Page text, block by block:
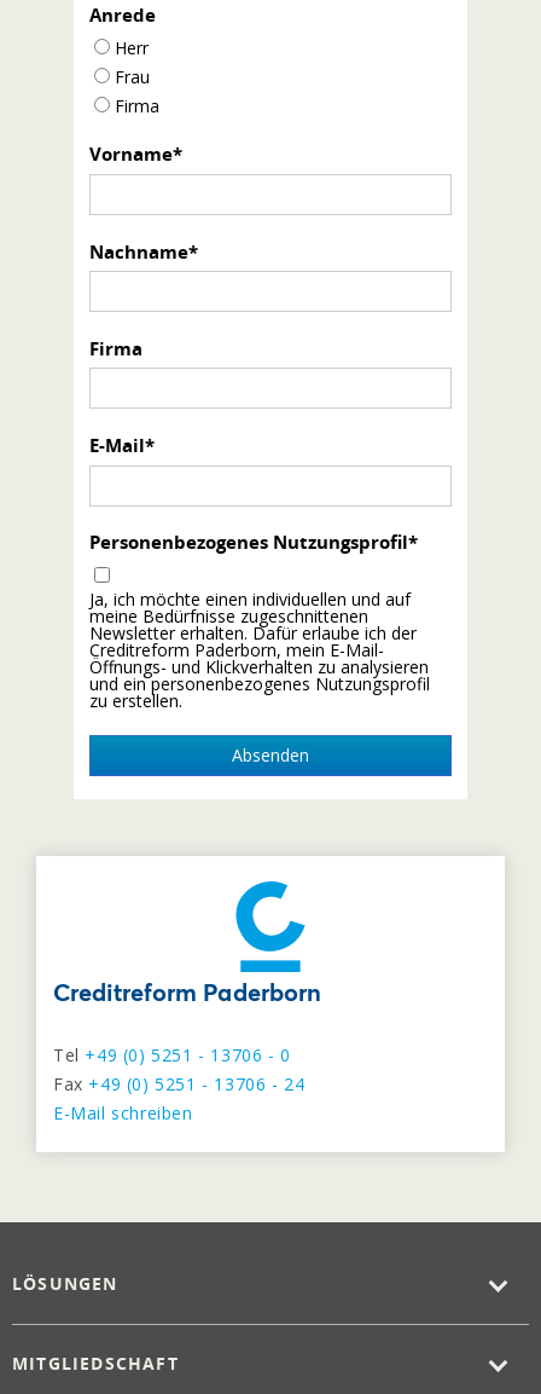
Anrede
Herr
Frau
Firma
Vorname
Nachname
Firma
E-Mail
Personenbezogenes Nutzungsprofil
Ja, ich möchte einen individuellen und auf
meine Bedürfnisse zugeschnittenen
Newsletter erhalten. Dafür erlaube ich der
Creditreform Paderborn, mein E-Mail-
Öffnungs- und Klickverhalten zu analysieren
und ein personenbezogenes Nutzungsprofil
zu erstellen.
Absenden
Creditreform Paderborn
Tel +49 (0) 5251 - 13706 - 0
Fax +49 (0) 5251 - 13706 - 24
E-Mail schreiben
LÖSUNGEN
MITGLIEDSCHAFT